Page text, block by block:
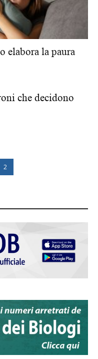
elabora la paura
che decidono
2